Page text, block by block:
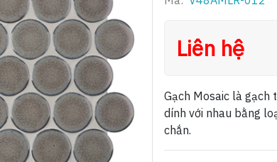
Liên hệ
Gạch Mosaic là gạch
dính với nhau bằng
chắn.